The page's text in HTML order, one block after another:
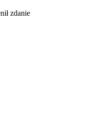
zdanie